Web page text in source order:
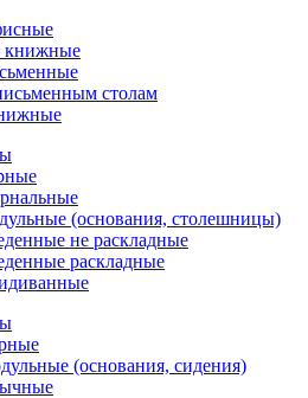
книжные
столам
(основания, столешницы)
не раскладные
раскладные
(основания, сидения)